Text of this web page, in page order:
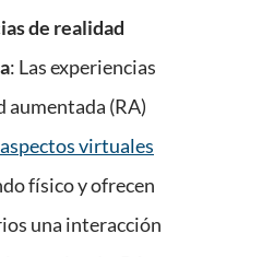
de realidad
: Las experiencias
aumentada (RA)
virtuales
físico y ofrecen
una interacción